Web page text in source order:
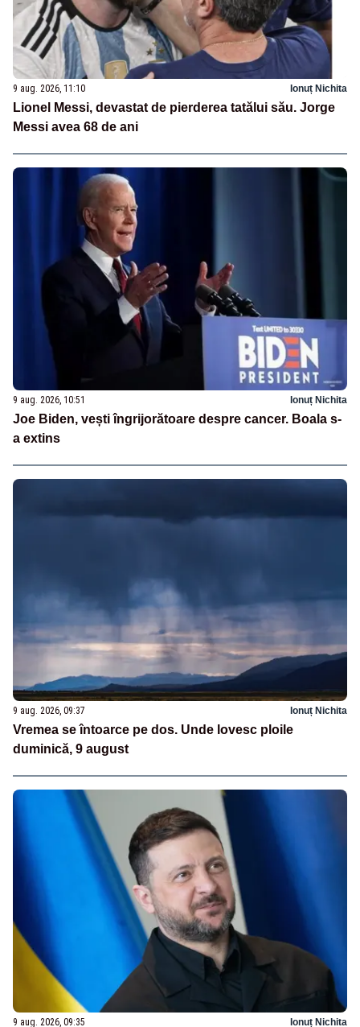
9 aug. 2026, 11:10 Ionuț Nichita
Lionel Messi, devastat de pierderea tatălui său. Jorge
Messi avea 68 de ani
9 aug. 2026, 10:51 Ionuț Nichita
Joe Biden, vești îngrijorătoare despre cancer. Boala s-
a extins
9 aug. 2026, 09:37 Ionuț Nichita
Vremea se întoarce pe dos. Unde lovesc ploile
duminică, 9 august
9 aug. 2026, 09:35 Ionuț Nichita